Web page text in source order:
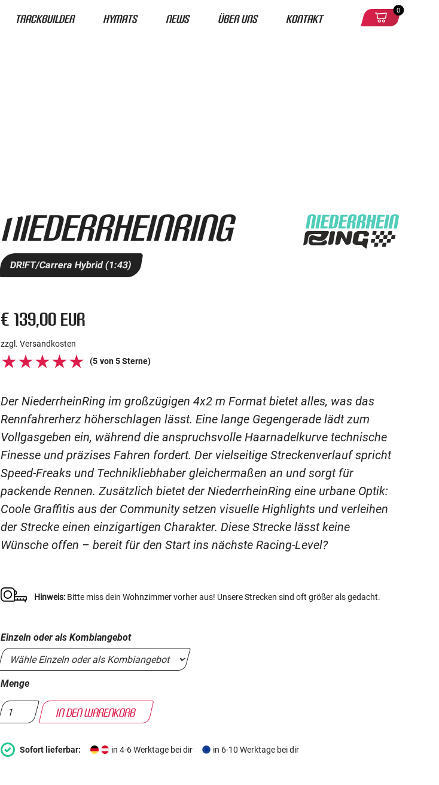
Trackbuilder HyMats News Über uns Kontakt
0
NiederrheinRing
DR!FT/Carrera Hybrid (1:43)
€ 139,00 EUR
zzgl. Versandkosten
(5 von 5 Sterne)
Der NiederrheinRing im großzügigen 4x2 m Format bietet alles, was das
Rennfahrerherz höherschlagen lässt. Eine lange Gegengerade lädt zum
Vollgasgeben ein, während die anspruchsvolle Haarnadelkurve technische
Finesse und präzises Fahren fordert. Der vielseitige Streckenverlauf spricht
Speed-Freaks und Technikliebhaber gleichermaßen an und sorgt für
packende Rennen. Zusätzlich bietet der NiederrheinRing eine urbane Optik:
Coole Graffitis aus der Community setzen visuelle Highlights und verleihen
der Strecke einen einzigartigen Charakter. Diese Strecke lässt keine
Wünsche offen – bereit für den Start ins nächste Racing-Level?
Hinweis: Bitte miss dein Wohnzimmer vorher aus! Unsere Strecken sind oft größer als gedacht.
Einzeln oder als Kombiangebot
Menge
Sofort lieferbar: in 4-6 Werktage bei dir in 6-10 Werktage bei dir